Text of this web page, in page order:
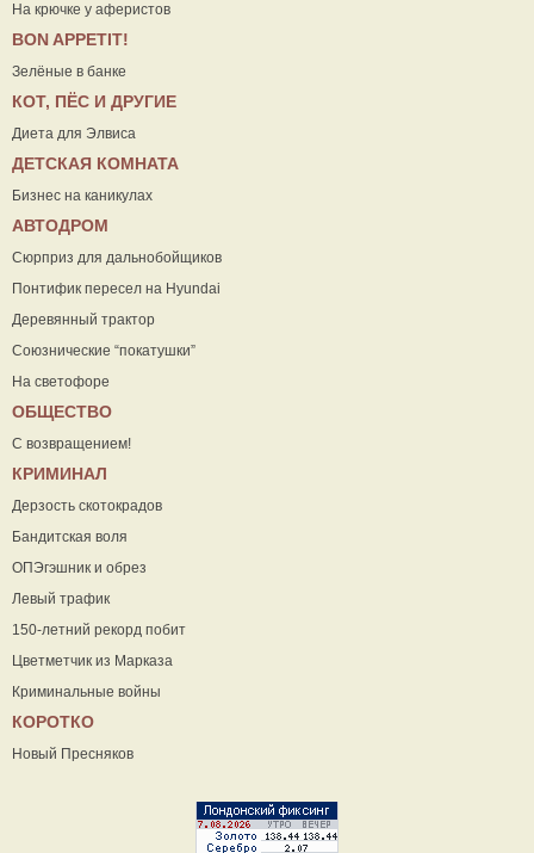
На крючке у аферистов
ВON APPETIT!
Зелёные в банке
КОТ, ПЁС И ДРУГИЕ
Диета для Элвиса
ДЕТСКАЯ КОМНАТА
Бизнес на каникулах
АВТОДРОМ
Сюрприз для дальнобойщиков
Понтифик пересел на Hyundai
Деревянный трактор
Союзнические “покатушки”
На светофоре
ОБЩЕСТВО
С возвращением!
КРИМИНАЛ
Дерзость скотокрадов
Бандитская воля
ОПЭгэшник и обрез
Левый трафик
150-летний рекорд побит
Цветметчик из Марказа
Криминальные войны
КОРОТКО
Новый Пресняков